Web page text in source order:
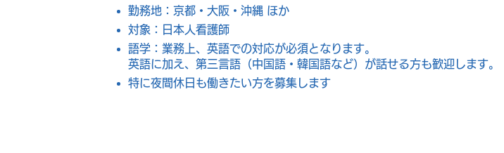
勤務地：京都・大阪・沖縄 ほか
対象：日本人看護師
語学：業務上、英語での対応が必須となります。
英語に加え、第三言語（中国語・韓国語など）が話せる方も歓迎します。
​特に夜間休日も働きたい方を募集します